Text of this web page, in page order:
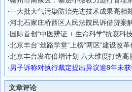
·一大批大气污染防治先进技术成果亮相
·河北石家庄桥西区人民法院民诉借贷案
· 国际首创“中医辨证 + 生命科学”抗衰科
·北京丰台“丝路学堂”上榜“两区”建设改革
·北京丰台发布倍增计划 六大维度打造高
·男子诉称对执行裁定提出异议逾8年未
文章评论